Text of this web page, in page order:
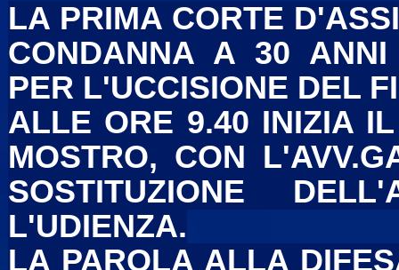
LA PRIMA CORTE
CONDANNA A 30 ANNI
PER L'UCCISIONE DEL
ALLE ORE 9.40 INIZIA
MOSTRO, CON
SOSTITUZIONE
L'UDIENZA.
LA PAROLA ALLA